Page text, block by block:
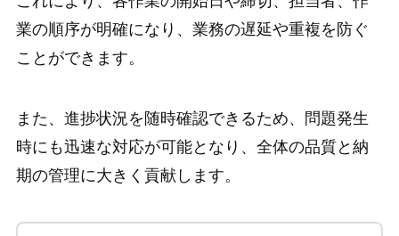
業の順序が明確になり、業務の遅延や重複を防ぐ
ことができます。
また、進捗状況を随時確認できるため、問題発生
時にも迅速な対応が可能となり、全体の品質と納
期の管理に大きく貢献します。